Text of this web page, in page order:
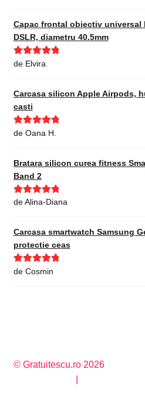
Capac frontal obiectiv universal
DSLR, diametru 40.5mm
Evaluat la
de Elvira
Carcasa silicon Apple Airpods,
casti
Evaluat la5
de Oana H.
Bratara silicon curea fitness
Band 2
Evaluat la5
de Alina-Diana
Carcasa smartwatch Samsung
protectie ceas
Evaluat la5
de Cosmin
© Gratuitescu.ro 2026